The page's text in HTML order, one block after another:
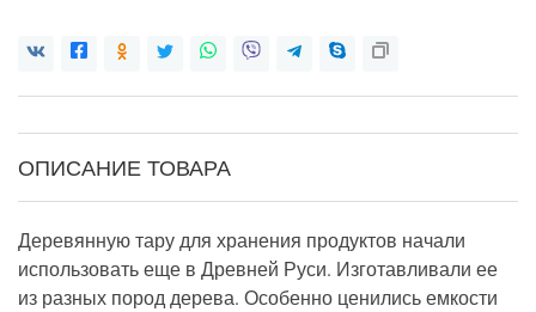
ОПИСАНИЕ ТОВАРА
Деревянную тару для хранения продуктов начали
использовать еще в Древней Руси. Изготавливали ее
из разных пород дерева. Особенно ценились емкости